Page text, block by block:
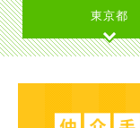
東京都